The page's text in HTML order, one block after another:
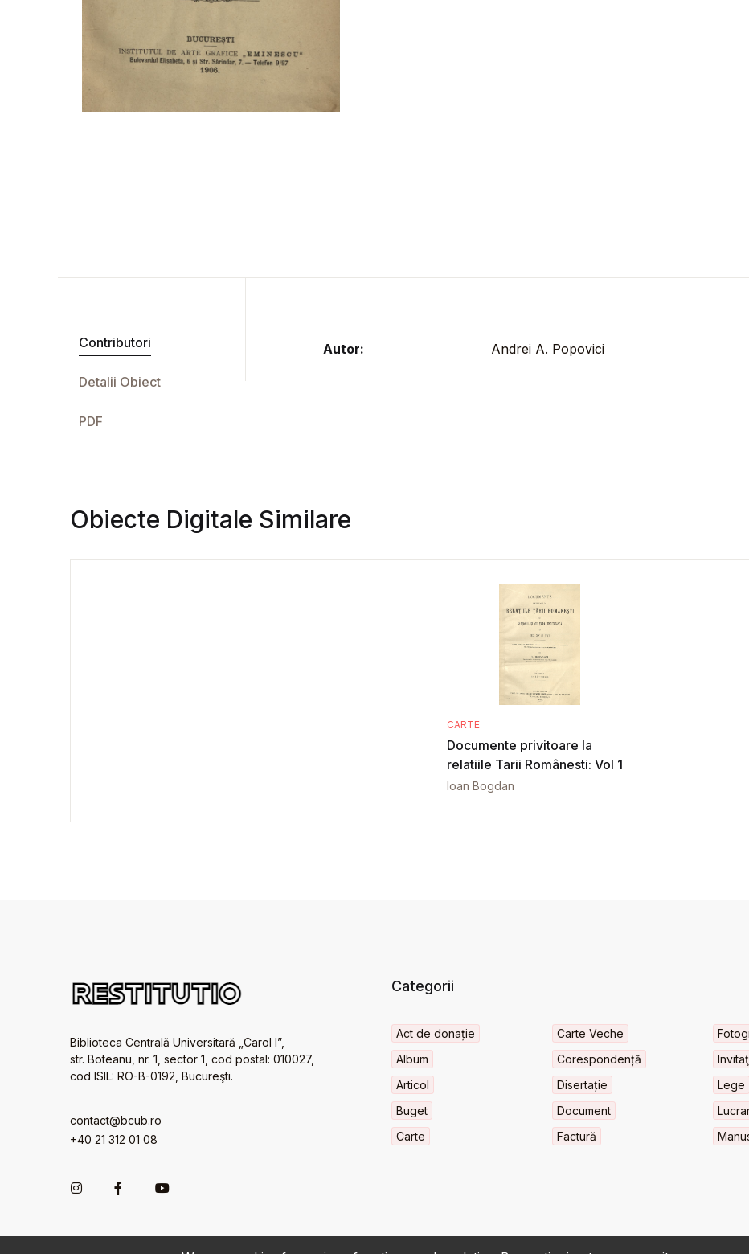
Contributori
Detalii Obiect
PDF
Autor: Andrei A. Popovici
Obiecte Digitale Similare
CARTE
Documente privitoare la
relatiile Tarii Românesti: Vol 1
Ioan Bogdan
Biblioteca Centrală Universitară „Carol I”,
str. Boteanu, nr. 1, sector 1, cod postal: 010027,
cod ISIL: RO-B-0192, Bucureşti.
contact@bcub.ro
+40 21 312 01 08
Categorii
Act de donație
Album
Articol
Buget
Carte
Carte Veche
Corespondență
Disertație
Document
Factură
Lege